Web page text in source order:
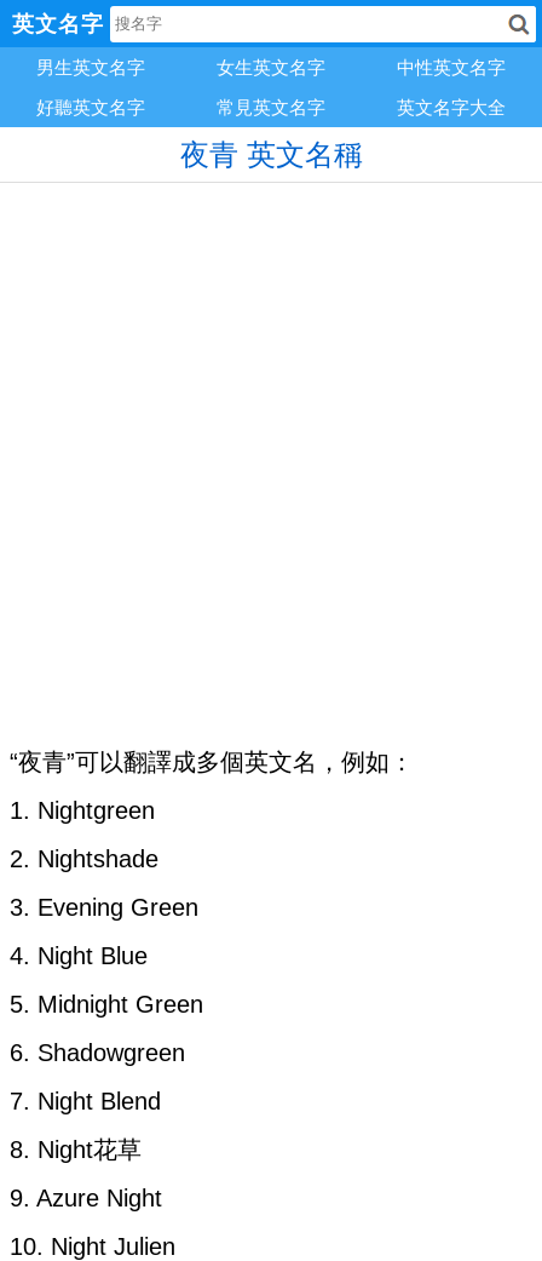
英文名字
男生英文名字 女生英文名字
中性英文名字
好聽英文名字
常見英文名字 英文名字大全
夜青 英文名稱
“夜青”可以翻譯成多個英文名，例如：
1. Nightgreen
2. Nightshade
3. Evening Green
4. Night Blue
5. Midnight Green
6. Shadowgreen
7. Night Blend
8. Night花草
9. Azure Night
10. Night Julien